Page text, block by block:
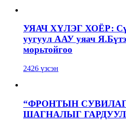
УЯАЧ ХҮЛЭГ ХОЁР:
уугуул ААУ уяач
морьтойгоо
2426 үзсэн
“ФРОНТЫН
ШАГНАЛЫГ